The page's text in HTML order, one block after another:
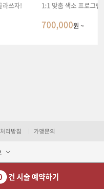
라쓰자! 1:1 맞춤 색소 프로그
700,000원 ~
리방침 가맹문의
건 시술 예약하기